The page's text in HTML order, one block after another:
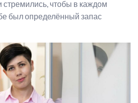
стремились, чтобы в каждом
был определённый запас